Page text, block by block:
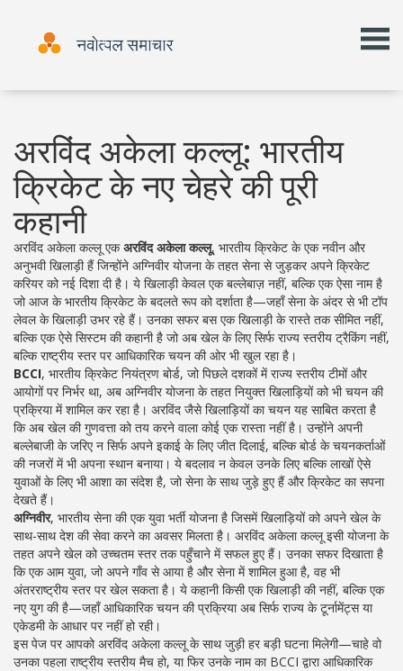
अरविंद अकेला कल्लू: भारतीय
क्रिकेट के नए चेहरे की पूरी
कहानी
अरविंद अकेला कल्लू एकअरविंद अकेला कल्लू, भारतीय क्रिकेट के एक नवीन और
अनुभवी खिलाड़ी हैं जिन्होंने अग्निवीर योजना के तहत सेना से जुड़कर अपने क्रिकेट
करियर को नई दिशा दी है। ये खिलाड़ी केवल एक बल्लेबाज़ नहीं, बल्कि एक ऐसा नाम है
जो आज के भारतीय क्रिकेट के बदलते रूप को दर्शाता है—जहाँ सेना के अंदर से भी टॉप
लेवल के खिलाड़ी उभर रहे हैं। उनका सफर बस एक खिलाड़ी के रास्ते तक सीमित नहीं,
बल्कि एक ऐसे सिस्टम की कहानी है जो अब खेल के लिए सिर्फ राज्य स्तरीय ट्रैकिंग नहीं,
बल्कि राष्ट्रीय स्तर पर आधिकारिक चयन की ओर भी खुल रहा है।
BCCI, भारतीय क्रिकेट नियंत्रण बोर्ड, जो पिछले दशकों में राज्य स्तरीय टीमों और
आयोगों पर निर्भर था, अब अग्निवीर योजना के तहत नियुक्त खिलाड़ियों को भी चयन की
प्रक्रिया में शामिल कर रहा है। अरविंद जैसे खिलाड़ियों का चयन यह साबित करता है
कि अब खेल की गुणवत्ता को तय करने वाला कोई एक रास्ता नहीं है। उन्होंने अपनी
बल्लेबाजी के जरिए न सिर्फ अपने इकाई के लिए जीत दिलाई, बल्कि बोर्ड के चयनकर्ताओं
की नजरों में भी अपना स्थान बनाया। ये बदलाव न केवल उनके लिए बल्कि लाखों ऐसे
युवाओं के लिए भी आशा का संदेश है, जो सेना के साथ जुड़े हुए हैं और क्रिकेट का सपना
देखते हैं।
अग्निवीर, भारतीय सेना की एक युवा भर्ती योजना है जिसमें खिलाड़ियों को अपने खेल के
साथ-साथ देश की सेवा करने का अवसर मिलता है। अरविंद अकेला कल्लू इसी योजना के
तहत अपने खेल को उच्चतम स्तर तक पहुँचाने में सफल हुए हैं। उनका सफर दिखाता है
कि एक आम युवा, जो अपने गाँव से आया है और सेना में शामिल हुआ है, वह भी
अंतरराष्ट्रीय स्तर पर खेल सकता है। ये कहानी किसी एक खिलाड़ी की नहीं, बल्कि एक
नए युग की है—जहाँ आधिकारिक चयन की प्रक्रिया अब सिर्फ राज्य के टूर्नामेंट्स या
एकेडमी के आधार पर नहीं हो रही।
इस पेज पर आपको अरविंद अकेला कल्लू के साथ जुड़ी हर बड़ी घटना मिलेगी—चाहे वो
उनका पहला राष्ट्रीय स्तरीय मैच हो, या फिर उनके नाम का BCCI द्वारा आधिकारिक